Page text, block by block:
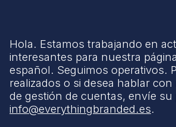
Hola. Estamos trabajando en
interesantes para nuestra
español. Seguimos operativos.
realizados o si desea hablar
de gestión de cuentas, envíe su
info@everythingbranded.es.